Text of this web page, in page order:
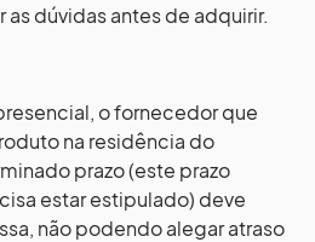
dúvidas antes de adquirir.
o fornecedor que
na residência do
prazo (este prazo
estar estipulado) deve
não podendo alegar atraso